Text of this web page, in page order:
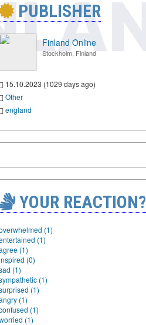
PUBLISHER
Finland Online
Stockholm, Finland
15.10.2023 (1029 days ago)
Other
england
YOUR REACTION?
(1)
(1)
(1)
(0)
(1)
(1)
(1)
(1)
(1)
(1)